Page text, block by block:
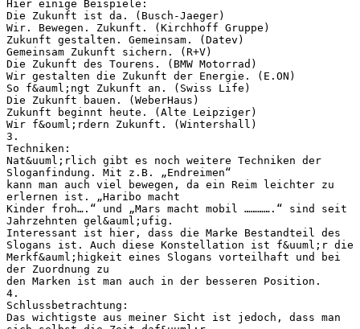
Hier einige Beispiele:
Die Zukunft ist da. (Busch-Jaeger)
Wir. Bewegen. Zukunft. (Kirchhoff Gruppe)
Zukunft gestalten. Gemeinsam. (Datev)
Gemeinsam Zukunft sichern. (R+V)
Die Zukunft des Tourens. (BMW Motorrad)
Wir gestalten die Zukunft der Energie. (E.ON)
So f&auml;ngt Zukunft an. (Swiss Life)
Die Zukunft bauen. (WeberHaus)
Zukunft beginnt heute. (Alte Leipziger)
Wir f&ouml;rdern Zukunft. (Wintershall)
3.
Techniken:
Nat&uuml;rlich gibt es noch weitere Techniken der
Sloganfindung. Mit z.B. „Endreimen“
kann man auch viel bewegen, da ein Reim leichter zu
erlernen ist. „Haribo macht
Kinder froh….“ und „Mars macht mobil ………….“ sind seit
Jahrzehnten gel&auml;ufig.
Interessant ist hier, dass die Marke Bestandteil des
Slogans ist. Auch diese Konstellation ist f&uuml;r die
Merkf&auml;higkeit eines Slogans vorteilhaft und bei
der Zuordnung zu
den Marken ist man auch in der besseren Position.
4.
Schlussbetrachtung:
Das wichtigste aus meiner Sicht ist jedoch, dass man